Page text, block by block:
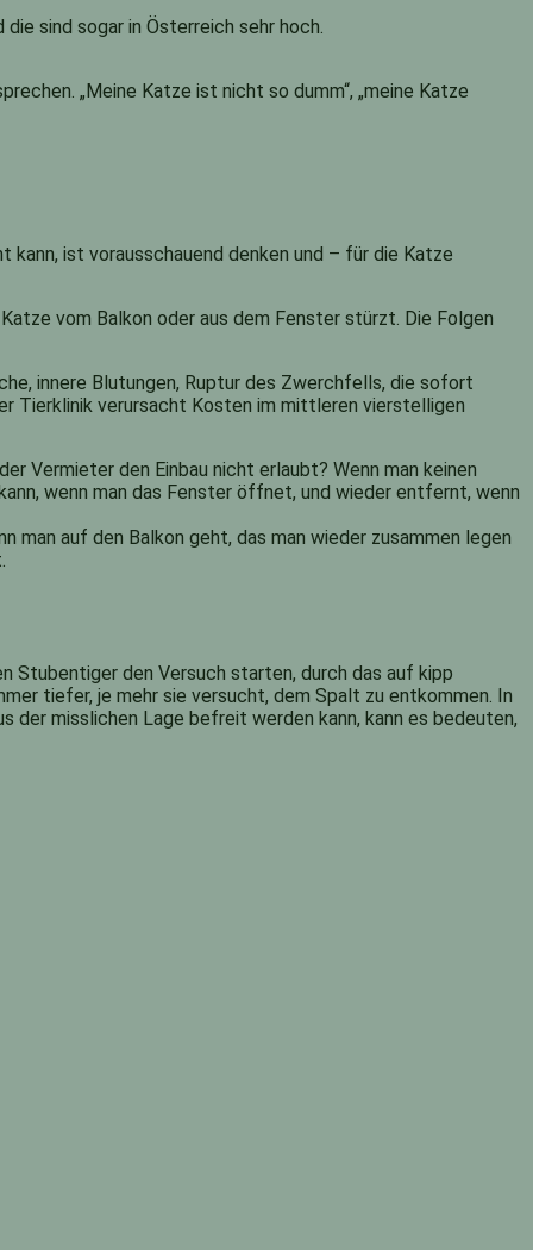
sind sogar in Österreich sehr hoch.
„Meine Katze ist nicht so dumm“, „meine Katze
ist vorausschauend denken und – für die Katze
vom Balkon oder aus dem Fenster stürzt. Die Folgen
innere Blutungen, Ruptur des Zwerchfells, die sofort
Tierklinik verursacht Kosten im mittleren vierstelligen
Vermieter den Einbau nicht erlaubt? Wenn man keinen
wenn man das Fenster öffnet, und wieder entfernt, wenn
man auf den Balkon geht, das man wieder zusammen legen
Stubentiger den Versuch starten, durch das auf kipp
tiefer, je mehr sie versucht, dem Spalt zu entkommen. In
misslichen Lage befreit werden kann, kann es bedeuten,